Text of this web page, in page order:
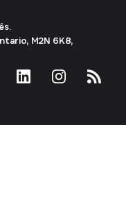
M2N 6K8,